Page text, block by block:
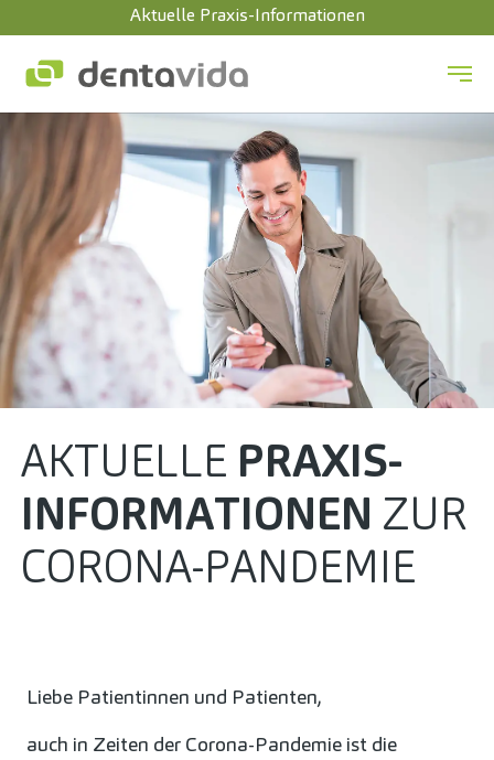
Zum Hauptinhalt springen
Aktuelle Praxis-Informationen
AKTUELLE PRAXIS­
INFORMATIONEN ZUR
CORONA-PANDEMIE
Liebe Patientinnen und Patienten,
auch in Zeiten der Corona-Pandemie ist die